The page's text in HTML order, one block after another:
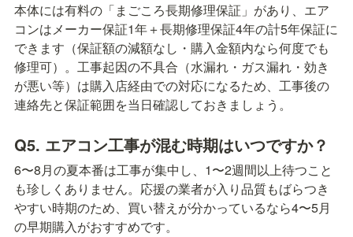
本体には有料の「まごころ長期修理保証」があり、エア
コンはメーカー保証1年＋長期修理保証4年の計5年保証に
できます（保証額の減額なし・購入金額内なら何度でも
修理可）。工事起因の不具合（水漏れ・ガス漏れ・効き
が悪い等）は購入店経由での対応になるため、工事後の
連絡先と保証範囲を当日確認しておきましょう。
Q5. エアコン工事が混む時期はいつですか？
6〜8月の夏本番は工事が集中し、1〜2週間以上待つこと
も珍しくありません。応援の業者が入り品質もばらつき
やすい時期のため、買い替えが分かっているなら4〜5月
の早期購入がおすすめです。